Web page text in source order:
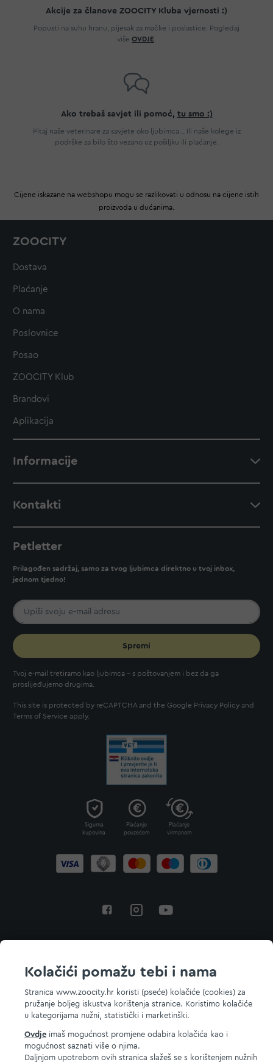
Kolačići pomažu tebi i nama
Stranica www.zoocity.hr koristi (pseće) kolačiće (cookies) za
pružanje boljeg iskustva korištenja stranice. Koristimo kolačiće
u kategorijama nužni, statistički i marketinški.
Ovdje imaš mogućnost promjene odabira kolačića kao i
mogućnost saznati više o njima.
Daljnjom upotrebom ovih stranica slažeš se s korištenjem nužnih
Akcije za članove ZOOCITY Kluba vjernosti :)
Popusti na suhu hranu, pijesak za mačke i poslastice. Pogledaj
više OVDJE
Ako trebaš savjet ili pomoć, tu smo :)
Pitaj naše veterinare za savjete oko ljubimca... Ili naše kolege iz
podrške za bilo što vezano uz pošiljku ili plaćanje.
Cijene iskazane na webshopu mogu se razlikovati u odnosu na cijene istih
proizvoda u dućanima.
ZOOCITY
Dostava
Plaćanje
O nama
Poslovnice
Posao
ZOOCITY Klub
Brandovi
Aplikacija
Informacije
Kontakti
Petletter
Prilagođen sadržaj, samo za tvog ljubimca direktno u tvoj inbox,
jednom tjedno!
Spremi
Tvoj e-mail tretiramo kao ljubimca - s poštovanjem i bez da ga
proslijeđujemo drugima.
This site is protected by reCAPTCHA and the Google Privacy Policy and
Terms of Service apply.
Sigurna
kupovina
Plaćanje
pouzećem
Plaćanje
virmanom
© 2026 ZOOCITY. Sva prava zadržana.